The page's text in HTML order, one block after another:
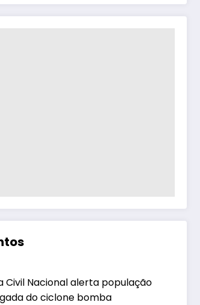
Civil Nacional alerta população
do ciclone bomba